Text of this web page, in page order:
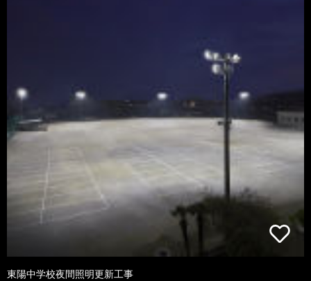
東陽中学校夜間照明更新工事